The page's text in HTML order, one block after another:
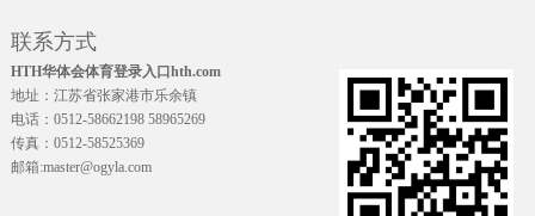
联系方式
HTH华体会体育登录入口hth.com
地址：江苏省张家港市乐余镇
电话：0512-58662198 58965269
传真：0512-58525369
邮箱:master@ogyla.com